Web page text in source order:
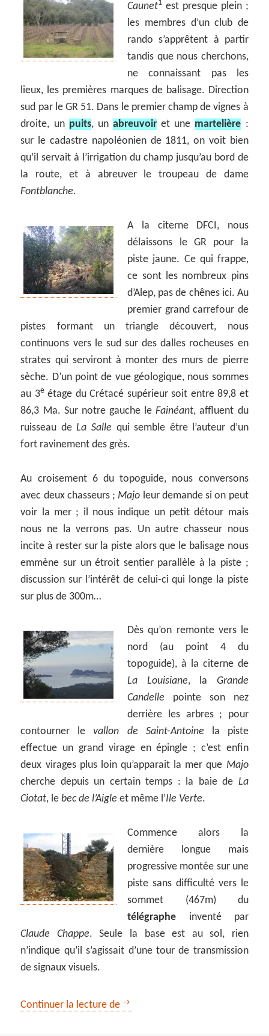
Caunet1 est presque plein ;
les membres d’un club de
rando s’apprêtent à partir
tandis que nous cherchons,
ne connaissant pas les
lieux, les premières marques de balisage. Direction
sud par le GR 51. Dans le premier champ de vignes à
droite, un puits, unabreuvoir et une martelière :
sur le cadastre napoléonien de 1811, on voit bien
qu’il servait à l’irrigation du champ jusqu’au bord de
la route, et à abreuver le troupeau de dame
Fontblanche.
A la citerne DFCI, nous
délaissons le GR pour la
piste jaune. Ce qui frappe,
ce sont les nombreux pins
d’Alep, pas de chênes ici. Au
premier grand carrefour de
pistes formant un triangle découvert, nous
continuons vers le sud sur des dalles rocheuses en
strates qui serviront à monter des murs de pierre
sèche. D’un point de vue géologique, nous sommes
au 3eétage du Crétacé supérieur soit entre 89,8 et
86,3 Ma. Sur notre gauche leFainéant, affluent du
ruisseau deLa Salle qui semble être l’auteur d’un
fort ravinement des grès.
Au croisement 6 du topoguide, nous conversons
avec deux chasseurs ; Majo leur demande si on peut
voir la mer ; il nous indique un petit détour mais
nous ne la verrons pas. Un autre chasseur nous
incite à rester sur la piste alors que le balisage nous
emmène sur un étroit sentier parallèle à la piste ;
discussion sur l’intérêt de celui-ci qui longe la piste
sur plus de 300m…
Dès qu’on remonte vers le
nord (au point 4 du
topoguide), à la citerne de
La Louisiane, la Grande
Candelle pointe son nez
derrière les arbres ; pour
contourner levallon de Saint-Antoine la piste
effectue un grand virage en épingle ; c’est enfin
deux virages plus loin qu’apparait la mer que Majo
cherche depuis un certain temps : la baie de La
Ciotat, lebec de l’Aigle et même l’Ile Verte.
Commence alors la
dernière longue mais
progressive montée sur une
piste sans difficulté vers le
sommet (467m) du
télégraphe inventé par
Claude Chappe. Seule la base est au sol, rien
n’indique qu’il s’agissait d’une tour de transmission
de signaux visuels.
Continuer la lecture de Le télégraphe de Ceyreste